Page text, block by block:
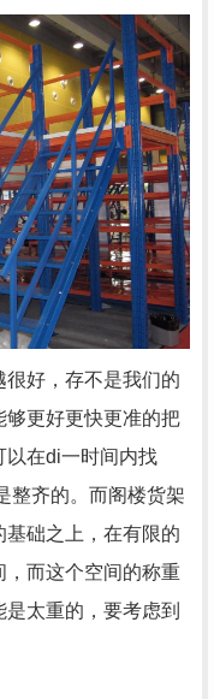
好，存不是我们的
够更好更快更准的把
以在di一时间内找
整齐的。而阁楼货架
础之上，在有限的
，而这个空间的称重
太重的，要考虑到